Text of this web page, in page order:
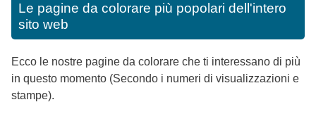
Le pagine da colorare più popolari dell'intero
sito web
Ecco le nostre pagine da colorare che ti interessano di più
in questo momento (Secondo i numeri di visualizzazioni e
stampe).